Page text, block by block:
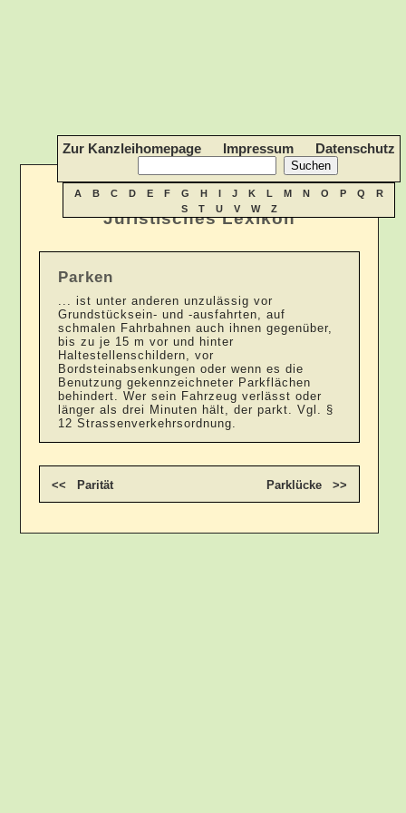
Juristisches Lexikon
Zur Kanzleihomepage Impressum Datenschutz
A B C D E F G H I J K L M N O P Q
R
S
T U V W Z
Parken
... ist unter anderen unzulässig vor
Grundstücksein- und -ausfahrten, auf
schmalen Fahrbahnen auch ihnen gegenüber,
bis zu je 15 m vor und hinter
Haltestellenschildern, vor
Bordsteinabsenkungen oder wenn es die
Benutzung gekennzeichneter Parkflächen
behindert. Wer sein Fahrzeug verlässt oder
länger als drei Minuten hält, der parkt. Vgl. §
12 Strassenverkehrsordnung.
<< Parität Parklücke >>